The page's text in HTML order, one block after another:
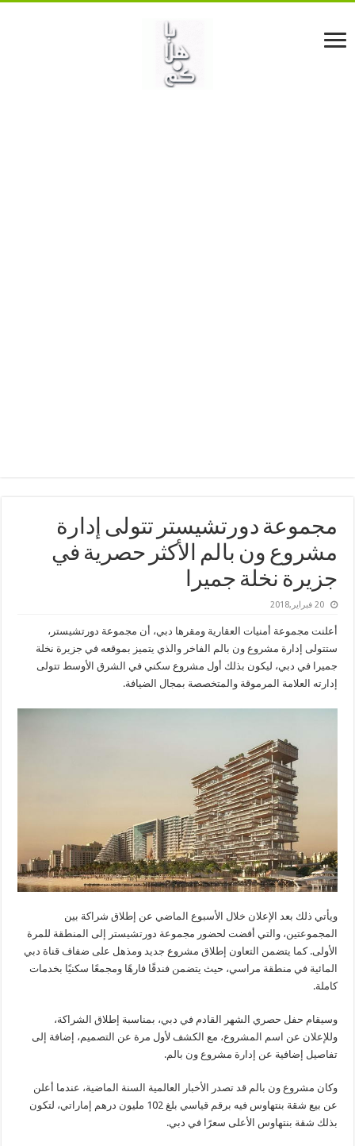
مجموعة دورتشيستر تتولى إدارة
مشروع ون بالم الأكثر حصرية في
جزيرة نخلة جميرا
20 فبراير,2018
أعلنت مجموعة أمنيات العقارية ومقرها دبي، أن مجموعة دورتشيستر،
ستتولى إدارة مشروع ون بالم الفاخر والذي يتميز بموقعه في جزيرة نخلة
جميرا في دبي، ليكون بذلك أول مشروع سكني في الشرق الأوسط تتولى
إدارته العلامة المرموقة والمتخصصة بمجال الضيافة.
ويأتي ذلك بعد الإعلان خلال الأسبوع الماضي عن إطلاق شراكة بين
المجموعتين، والتي أفضت لحضور مجموعة دورتشيستر إلى المنطقة للمرة
الأولى. كما يتضمن التعاون إطلاق مشروع جديد ومذهل على ضفاف قناة دبي
المائية في منطقة مراسي، حيث يتضمن فندقًا فارهًا ومجمعًا سكنيًا بخدمات
كاملة.
وسيقام حفل حصري الشهر القادم في دبي، بمناسبة إطلاق الشراكة،
وللإعلان عن اسم المشروع، مع الكشف لأول مرة عن التصميم، إضافة إلى
تفاصيل إضافية عن إدارة مشروع ون بالم.
وكان مشروع ون بالم قد تصدر الأخبار العالمية السنة الماضية، عندما أعلن
عن بيع شقة بنتهاوس فيه برقم قياسي بلغ 102 مليون درهم إماراتي، لتكون
بذلك شقة بنتهاوس الأعلى سعرًا في دبي.